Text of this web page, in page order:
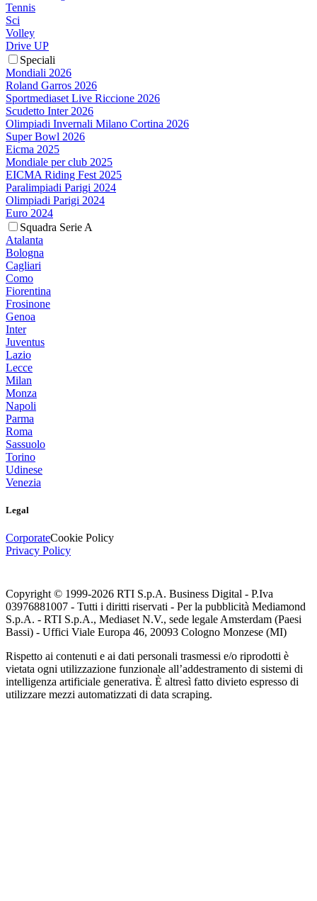
Tennis
Sci
Volley
Drive UP
Speciali
Mondiali 2026
Roland Garros 2026
Sportmediaset Live Riccione 2026
Scudetto Inter 2026
Olimpiadi Invernali Milano Cortina 2026
Super Bowl 2026
Eicma 2025
Mondiale per club 2025
EICMA Riding Fest 2025
Paralimpiadi Parigi 2024
Olimpiadi Parigi 2024
Euro 2024
Squadra Serie A
Atalanta
Bologna
Cagliari
Como
Fiorentina
Frosinone
Genoa
Inter
Juventus
Lazio
Lecce
Milan
Monza
Napoli
Parma
Roma
Sassuolo
Torino
Udinese
Venezia
Legal
CorporateCookie Policy
Privacy Policy
Copyright © 1999-2026 RTI S.p.A. Business Digital - P.Iva
03976881007 - Tutti i diritti riservati - Per la pubblicità Mediamond
S.p.A. - RTI S.p.A., Mediaset N.V., sede legale Amsterdam (Paesi
Bassi) - Uffici Viale Europa 46, 20093 Cologno Monzese (MI)
Rispetto ai contenuti e ai dati personali trasmessi e/o riprodotti è
vietata ogni utilizzazione funzionale all’addestramento di sistemi di
intelligenza artificiale generativa. È altresì fatto divieto espresso di
utilizzare mezzi automatizzati di data scraping.